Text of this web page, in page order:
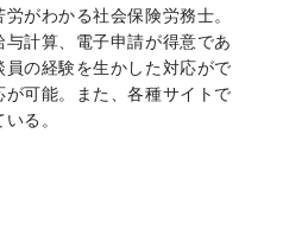
がわかる社会保険労務士。
計算、電子申請が得意であ
の経験を生かした対応がで
可能。また、各種サイトで
る。